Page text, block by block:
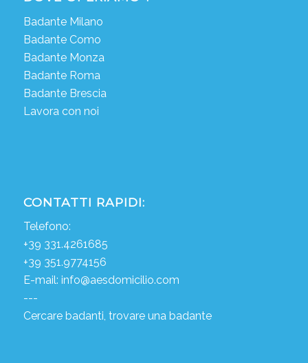
Badante Milano
Badante Como
Badante Monza
Badante Roma
Badante Brescia
Lavora con noi
CONTATTI RAPIDI:
Telefono:
+39 331.4261685
+39 351.9774156
E-mail: info@aesdomicilio.com
---
Cercare badanti, trovare una badante